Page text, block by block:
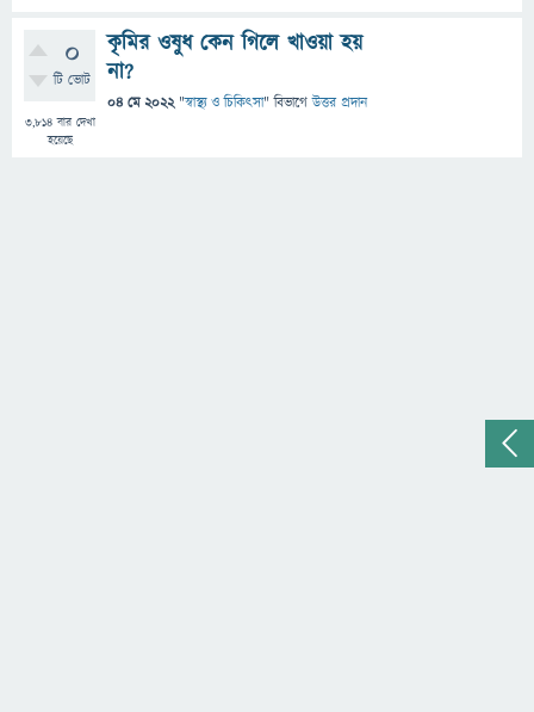
0
টি ভোট
3,814বার দেখা
হয়েছে
কৃমির ওষুধ কেন গিলে খাওয়া হয়
না?
04 মে 2022 "স্বাস্থ্য ও চিকিৎসা" বিভাগে উত্তর প্রদান